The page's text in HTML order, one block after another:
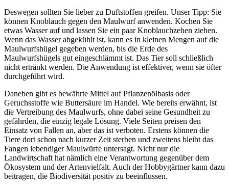
Deswegen sollten Sie lieber zu Duftstoffen greifen. Unser Tipp: Sie
können Knoblauch gegen den Maulwurf anwenden. Kochen Sie
etwas Wasser auf und lassen Sie ein paar Knoblauchzehen ziehen.
Wenn das Wasser abgekühlt ist, kann es in kleinen Mengen auf die
Maulwurfshügel gegeben werden, bis die Erde des
Maulwurfshügels gut eingeschlämmt ist. Das Tier soll schließlich
nicht ertränkt werden. Die Anwendung ist effektiver, wenn sie öfter
durchgeführt wird.
Daneben gibt es bewährte Mittel auf Pflanzenölbasis oder
Geruchsstoffe wie Buttersäure im Handel. Wie bereits erwähnt, ist
die Vertreibung des Maulwurfs, ohne dabei seine Gesundheit zu
gefährden, die einzig legale Lösung. Viele Seiten preisen den
Einsatz von Fallen an, aber das ist verboten. Erstens können die
Tiere dort schon nach kurzer Zeit sterben und zweitens bleibt das
Fangen lebendiger Maulwürfe untersagt. Nicht nur die
Landwirtschaft hat nämlich eine Verantwortung gegenüber dem
Ökosystem und der Artenvielfalt. Auch der Hobbygärtner kann dazu
beitragen, die Biodiversität positiv zu beeinflussen.